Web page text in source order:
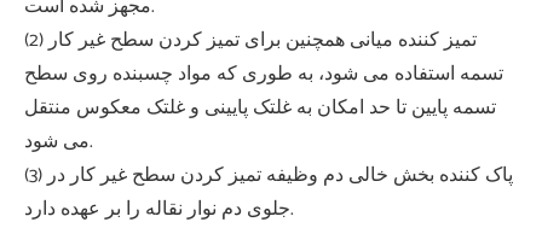
مجهز شده است.
(2) تمیز کننده میانی همچنین برای تمیز کردن سطح غیر کار
تسمه استفاده می شود، به طوری که مواد چسبنده روی سطح
تسمه پایین تا حد امکان به غلتک پایینی و غلتک معکوس منتقل
می شود.
(3) پاک کننده بخش خالی دم وظیفه تمیز کردن سطح غیر کار در
جلوی دم نوار نقاله را بر عهده دارد.